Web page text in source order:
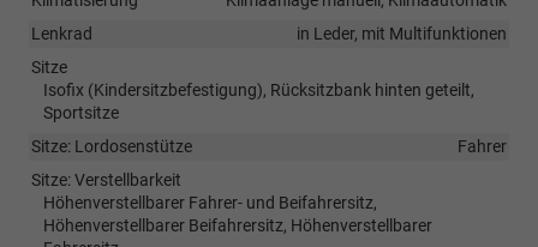
Lenkrad
in Leder, mit Multifunktionen
Sitze
Isofix (Kindersitzbefestigung), Rücksitzbank hinten geteilt,
Sportsitze
Sitze: Lordosenstütze
Fahrer
Sitze: Verstellbarkeit
Höhenverstellbarer Fahrer- und Beifahrersitz,
Höhenverstellbarer Beifahrersitz, Höhenverstellbarer